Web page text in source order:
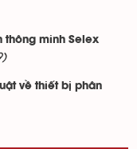
thông minh Selex
về thiết bị phân